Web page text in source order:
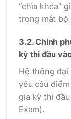
“chìa khóa”
trong mắt bộ
3.2. Chinh
kỳ thi đầu
Hệ thống đại
yêu cầu
gia kỳ thi
Exam).